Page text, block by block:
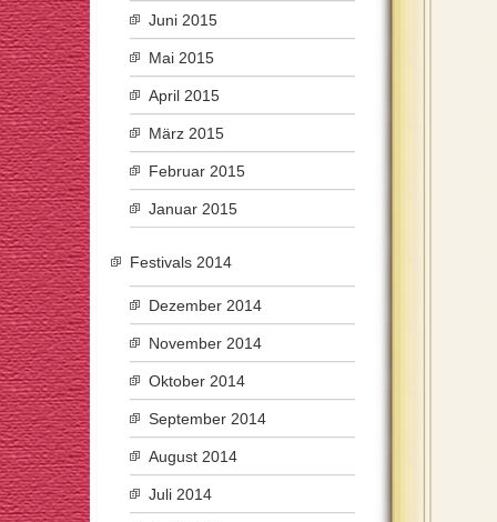
Juni 2015
Mai 2015
April 2015
März 2015
Februar 2015
Januar 2015
Festivals 2014
Dezember 2014
November 2014
Oktober 2014
September 2014
August 2014
Juli 2014